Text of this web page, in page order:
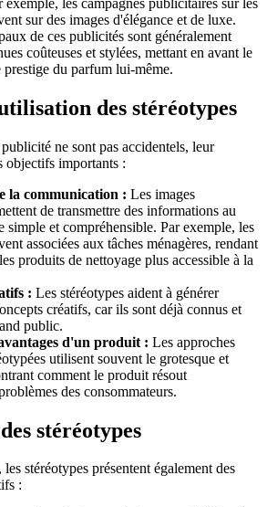
sur des images d'élégance et de luxe.
de ces publicités sont généralement
coûteuses et stylées, mettant en avant le
prestige du parfum lui-même.
des stéréotypes
ne sont pas accidentels, leur
objectifs importants :
la communication : Les images
de transmettre des informations au
simple et compréhensible. Par exemple, les
associées aux tâches ménagères, rendant
produits de nettoyage plus accessible à la
: Les stéréotypes aident à générer
créatifs, car ils sont déjà connus et
public.
d'un produit : Les approches
utilisent souvent le grotesque et
comment le produit résout
des consommateurs.
stéréotypes
stéréotypes présentent également des
: